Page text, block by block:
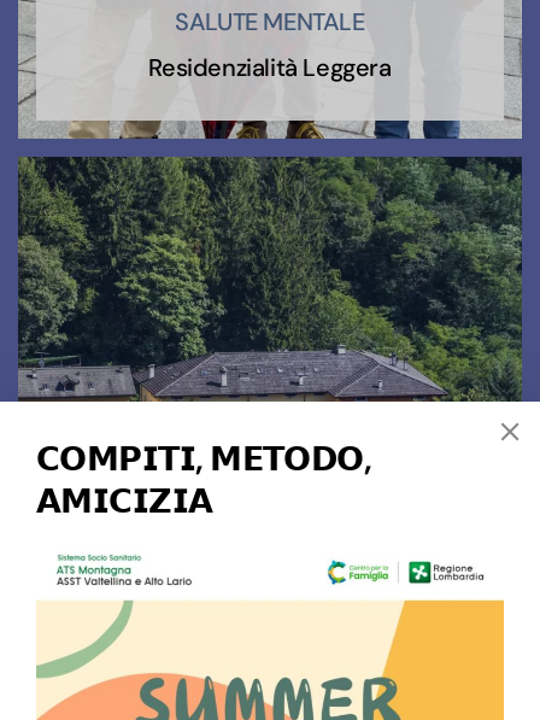
SALUTE MENTALE
Residenzialità Leggera
Ostello al Deserto
𝗖𝗢𝗠𝗣𝗜𝗧𝗜, 𝗠𝗘𝗧𝗢𝗗𝗢,
𝗔𝗠𝗜𝗖𝗜𝗭𝗜𝗔